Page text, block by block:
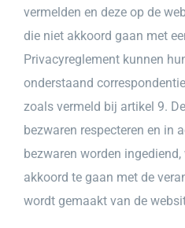
vermelden en deze op de
die niet akkoord gaan met
Privacyreglement kunnen
onderstaand
zoals vermeld bij artikel 9.
bezwaren respecteren en in
bezwaren worden
akkoord te gaan met de
wordt gemaakt van de